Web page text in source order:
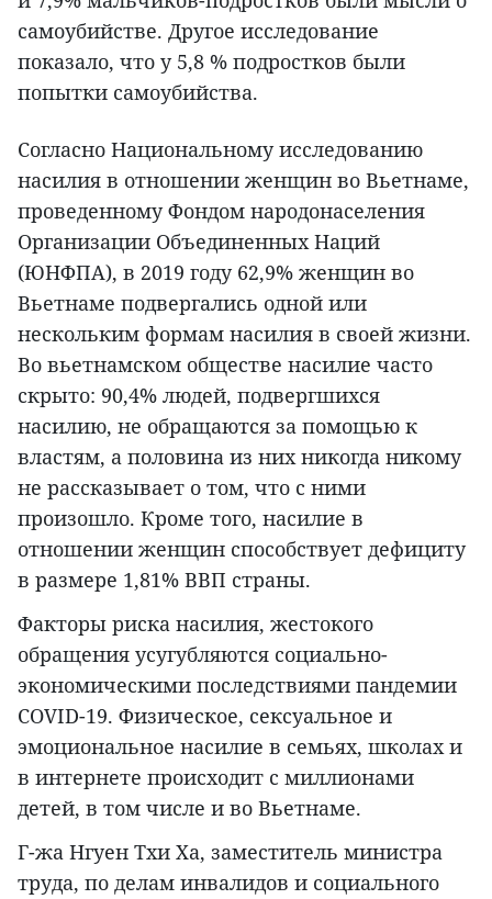
самоубийстве. Другое исследование
показало, что у 5,8 % подростков были
попытки самоубийства.
Согласно Национальному исследованию
насилия в отношении женщин во Вьетнаме,
проведенному Фондом народонаселения
Организации Объединенных Наций
(ЮНФПА), в 2019 году 62,9% женщин во
Вьетнаме подвергались одной или
нескольким формам насилия в своей жизни.
Во вьетнамском обществе насилие часто
скрыто: 90,4% людей, подвергшихся
насилию, не обращаются за помощью к
властям, а половина из них никогда никому
не рассказывает о том, что с ними
произошло. Кроме того, насилие в
отношении женщин способствует дефициту
в размере 1,81% ВВП страны.
Факторы риска насилия, жестокого
обращения усугубляются социально-
экономическими последствиями пандемии
COVID-19. Физическое, сексуальное и
эмоциональное насилие в семьях, школах и
в интернете происходит с миллионами
детей, в том числе и во Вьетнаме.
Г-жа Нгуен Тхи Ха, заместитель министра
труда, по делам инвалидов и социального